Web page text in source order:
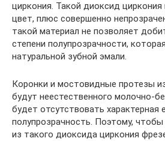
циркония. Такой диоксид
цвет, плюс совершенно
такой материал не позволяет
степени полупрозрачности,
натуральной зубной эмали.
Коронки и мостовидные протезы
будут неестественного молочно-
будет отсутствовать характерная
полупрозрачность. Поэтому,
из такого диоксида циркония